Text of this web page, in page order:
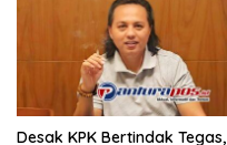
Desak KPK Bertindak Tegas,